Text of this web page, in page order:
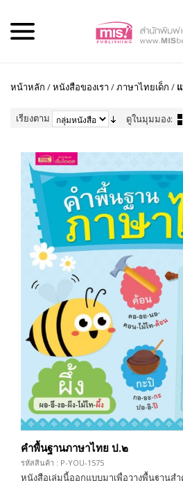
หน้าหลัก /หนังสือของเรา /ภาษาไทยเด็ก /
เรียงตาม ดูในมุมมอง:
คำพื้นฐานภาษาไทย ป.๒
รหัสสินค้า : P-YOU-1575
หนังสือเล่มนี้ออกแบบมาเพื่อวางพื้นฐานส